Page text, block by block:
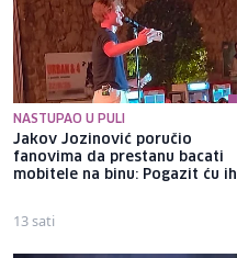
NASTUPAO U PULI
Jakov Jozinović poručio
fanovima da prestanu bacati
mobitele na binu: Pogazit ću ih
13 sati